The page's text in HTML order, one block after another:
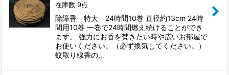
在庫数 9点
除障香 特大 24時間10巻 直径約13cm 24時
間用10巻 一巻で24時間燃え続けることができ
ます。 強力にお香を焚きたい時や広いお部屋で
お使いください。（必ず換気してください。）
蚊取り線香の…